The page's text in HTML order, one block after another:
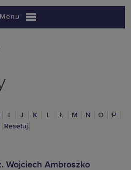
Menu
J K L Ł M N O
P
Resetuj
Wojciech Ambroszko